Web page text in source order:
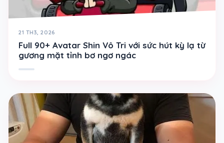
21 TH3, 2026
Full 90+ Avatar Shin Vô Tri với sức hút kỳ lạ từ
gương mặt tỉnh bơ ngơ ngác